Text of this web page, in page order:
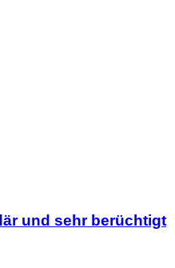
und sehr berüchtigt